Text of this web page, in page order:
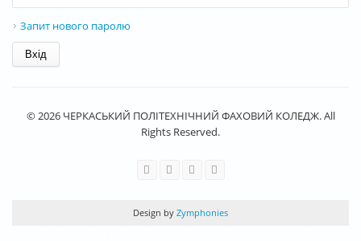
Запит нового паролю
© 2026 ЧЕРКАСЬКИЙ ПОЛІТЕХНІЧНИЙ ФАХОВИЙ КОЛЕДЖ. All
Rights Reserved.
Design by Zymphonies